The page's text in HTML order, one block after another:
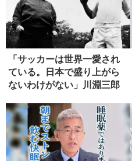
「サッカーは世界一愛され
ている。日本で盛り上がら
ないわけがない」川淵三郎